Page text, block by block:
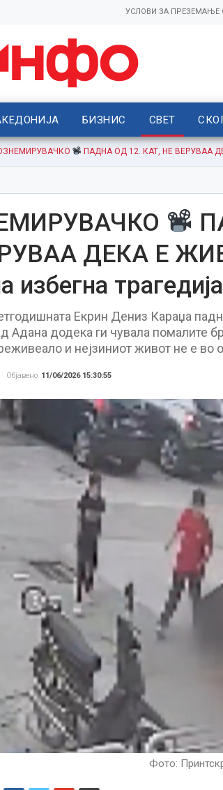
УСЛОВИ ЗА
БИЗНИС СВЕТ
ПАДНА ОД 12. КАТ, НЕ ВЕРУВАА
ДЕКА Е
избегна трагедија
Екрин Дениз Караџа
Адана додека ги чувала помалите
и нејзиниот живот не е во
Објавено 11/06/2026 15:30:55
Фото: